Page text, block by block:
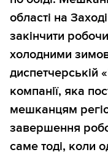
області на
закінчити
холодними
диспетчерській
компанії, яка
мешканцям
завершення
саме тоді, коли